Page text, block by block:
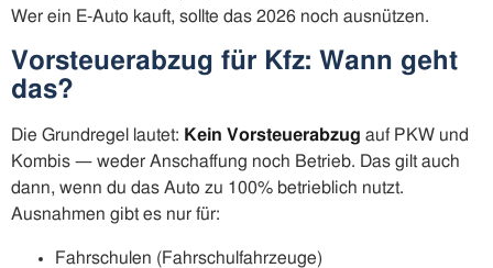
Wer ein E-Auto kauft, sollte das 2026 noch ausnützen.
Vorsteuerabzug für Kfz: Wann geht
das?
Die Grundregel lautet: Kein Vorsteuerabzug auf PKW und
Kombis — weder Anschaffung noch Betrieb. Das gilt auch
dann, wenn du das Auto zu 100% betrieblich nutzt.
Ausnahmen gibt es nur für:
Fahrschulen (Fahrschulfahrzeuge)